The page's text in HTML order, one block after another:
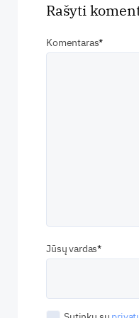
Rašyti
Komentaras
Jūsų vardas